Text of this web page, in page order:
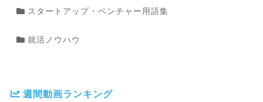
スタートアップ・ベンチャー用語集
就活ノウハウ
週間動画ランキング